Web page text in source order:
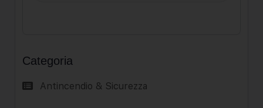
Categoria
Antincendio & Sicurezza